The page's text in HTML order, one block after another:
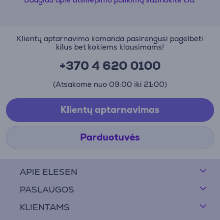
APIE ELESEN
PASLAUGOS
KLIENTAMS
Klientų aptarnavimo komanda pasirengusi pagelbėti
kilus bet kokiems klausimams!
+370 4 620 0100
(Atsakome nuo 09:00 iki 21:00)
Klientų aptarnavimas
Parduotuvės